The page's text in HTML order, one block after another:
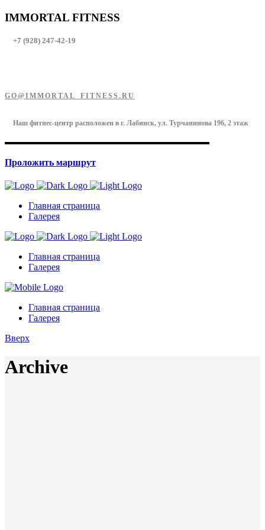
IMMORTAL FITNESS
+7 (928) 247-42-19
GO@IMMORTAL_FITNESS.RU
Наш фитнес-центр расположен в г. Лабинск, ул. Турчанинова 196, 2 этаж
Проложить маршрут
Главная страница
Галерея
Главная страница
Галерея
Главная страница
Галерея
Вверх
Archive